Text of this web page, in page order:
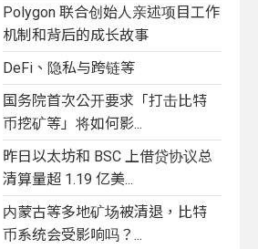
Polygon 联合创始人亲述项目工作
机制和背后的成长故事
DeFi、隐私与跨链等
国务院首次公开要求「打击比特
币挖矿等」将如何影...
昨日以太坊和 BSC 上借贷协议总
清算量超 1.19 亿美...
内蒙古等多地矿场被清退，比特
币系统会受影响吗？...